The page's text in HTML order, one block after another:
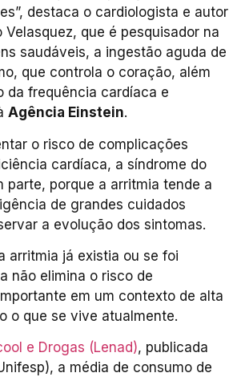
destaca o cardiologista e autor
que é pesquisador na
saudáveis, a ingestão aguda de
que controla o coração, além
da frequência cardíaca e
Agência Einstein.
o risco de complicações
cardíaca, a síndrome do
parte, porque a arritmia tende a
de grandes cuidados
a evolução dos sintomas.
arritmia já existia ou se foi
não elimina o risco de
em um contexto de alta
o que se vive atualmente.
e Drogas (Lenad), publicada
a média de consumo de